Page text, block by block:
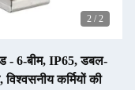
2 / 2
- 6-बीम, IP65, डबल-
कर्मियों की